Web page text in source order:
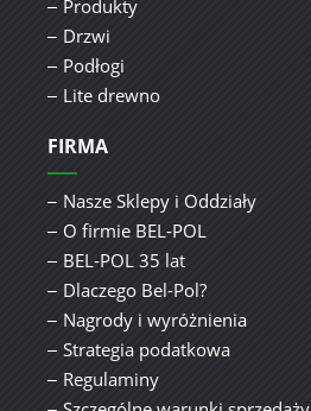
Produkty
Drzwi
Podłogi
Lite drewno
FIRMA
Nasze Sklepy i Oddziały
O firmie BEL-POL
BEL-POL 35 lat
Dlaczego Bel-Pol?
Nagrody i wyróżnienia
Strategia podatkowa
Regulaminy